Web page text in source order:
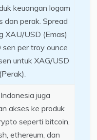
keuangan logam
dan perak. Spread
XAU/USD (Emas)
sen per troy ounce
untuk XAG/USD
(Perak).
juga
akses ke produk
seperti bitcoin,
ethereum, dan